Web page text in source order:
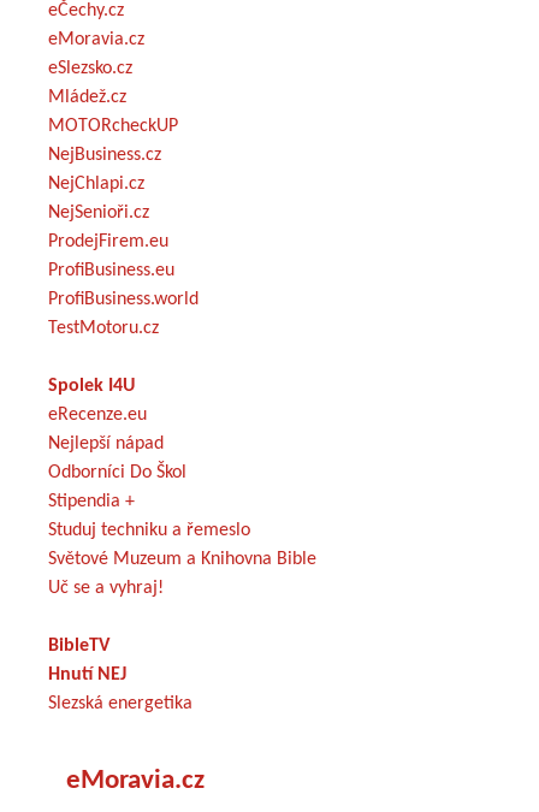
eČechy.cz
eMoravia.cz
eSlezsko.cz
Mládež.cz
MOTORcheckUP
NejBusiness.cz
NejChlapi.cz
NejSenioři.cz
ProdejFirem.eu
ProfiBusiness.eu
ProfiBusiness.world
TestMotoru.cz
Spolek I4U
eRecenze.eu
Nejlepší nápad
Odborníci Do Škol
Stipendia +
Studuj techniku a řemeslo
Světové Muzeum a Knihovna Bible
Uč se a vyhraj!
BibleTV
Hnutí NEJ
Slezská energetika
eMoravia.cz